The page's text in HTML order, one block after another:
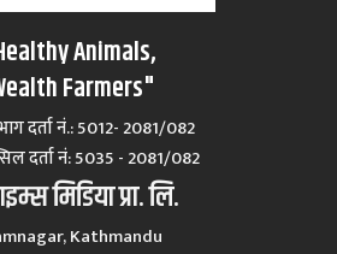
Animals,
Farmers"
दर्ता नं.: 5012- 2081/082
दर्ता नं‍: 5035 - 2081/082
मिडिया प्रा. लि.
Kathmandu